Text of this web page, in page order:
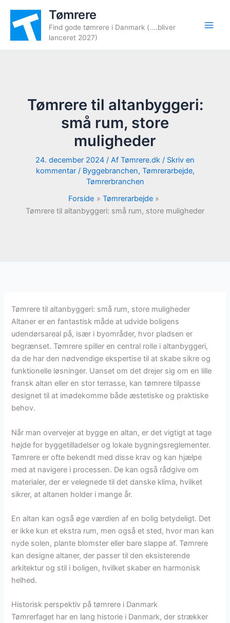
indholdet
Tømrere
Find gode tømrere i Danmark (....bliver
lanceret 2027)
Tømrere til altanbyggeri:
små rum, store
muligheder
24. december 2024 / Af Tømrere.dk / Skriv en
kommentar / Byggebranchen, Tømrerarbejde,
Tømrerbranchen
Forside
Tømrerarbejde
Tømrere til altanbyggeri: små rum, store muligheder
Tømrere til altanbyggeri: små rum, store muligheder
Altaner er en fantastisk måde at udvide boligens
udendørsareal på, især i byområder, hvor pladsen er
begrænset. Tømrere spiller en central rolle i altanbyggeri,
da de har den nødvendige ekspertise til at skabe sikre og
funktionelle løsninger. Uanset om det drejer sig om en lille
fransk altan eller en stor terrasse, kan tømrere tilpasse
designet til at imødekomme både æstetiske og praktiske
behov.
Når man overvejer at bygge en altan, er det vigtigt at tage
højde for byggetilladelser og lokale bygningsreglementer.
Tømrere er ofte bekendt med disse krav og kan hjælpe
med at navigere i processen. De kan også rådgive om
materialer, der er velegnede til det danske klima, hvilket
sikrer, at altanen holder i mange år.
En altan kan også øge værdien af en bolig betydeligt. Det
er ikke kun et ekstra rum, men også et sted, hvor man kan
nyde solen, plante blomster eller bare slappe af. Tømrere
kan designe altaner, der passer til den eksisterende
arkitektur og stil i boligen, hvilket skaber en harmonisk
helhed.
Historisk perspektiv på tømrere i Danmark
Tømrerfaget har en lang historie i Danmark, der strækker